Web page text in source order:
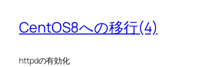
CentOS8への移行(4)
httpdの有効化